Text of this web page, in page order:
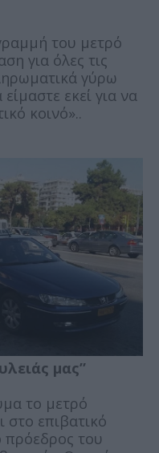
του μετρό
για όλες τις
γύρω
εκεί για να
κοινό»..
μας”
το μετρό
στο επιβατικό
πρόεδρος του